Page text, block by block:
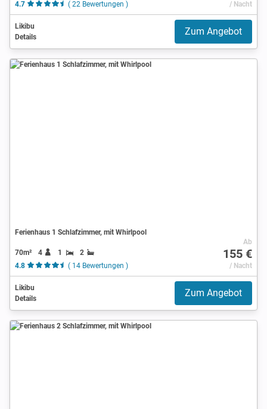
4.7 ( 22 Bewertungen ) / Nacht
Likibu
Details
Zum Angebot
Ferienhaus 1 Schlafzimmer, mit Whirlpool
70m² 4 1
2
4.8
( 14 Bewertungen )
Ab
155 €
/ Nacht
Likibu
Details
Zum Angebot